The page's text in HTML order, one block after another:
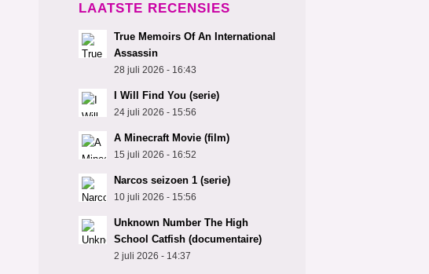
LAATSTE RECENSIES
True Memoirs Of An International
Assassin
28 juli 2026 - 16:43
I Will Find You (serie)
24 juli 2026 - 15:56
A Minecraft Movie (film)
15 juli 2026 - 16:52
Narcos seizoen 1 (serie)
10 juli 2026 - 15:56
Unknown Number The High
School Catfish (documentaire)
2 juli 2026 - 14:37